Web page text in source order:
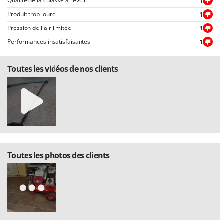
Produit trop lourd
1
Pression de l'air limitée
1
Performances insatisfaisantes
1
Toutes les vidéos de nos clients
Toutes les photos des clients